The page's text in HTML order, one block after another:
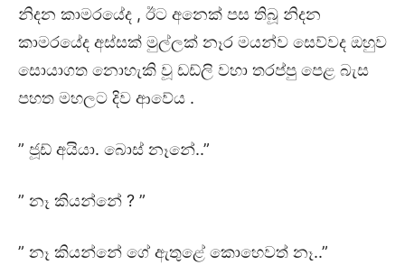
නිදන කාමරයේද , ඊට අනෙක් පස තිබූ නිදන
කාමරයේද අස්සක් මුල්ලක් නෑර මයන්ව සෙව්වද ඔහුව
සොයාගත නොහැකි වූ ඩඩ්ලි වහා තරප්පු පෙළ බැස
පහත මහලට දිව ආවේය .
” ජූඩ් අයියා. බොස් නෑනේ..”
” නෑ කියන්නේ ? ”
” නෑ කියන්නේ ගේ ඇතුළේ කොහෙවත් නෑ..”